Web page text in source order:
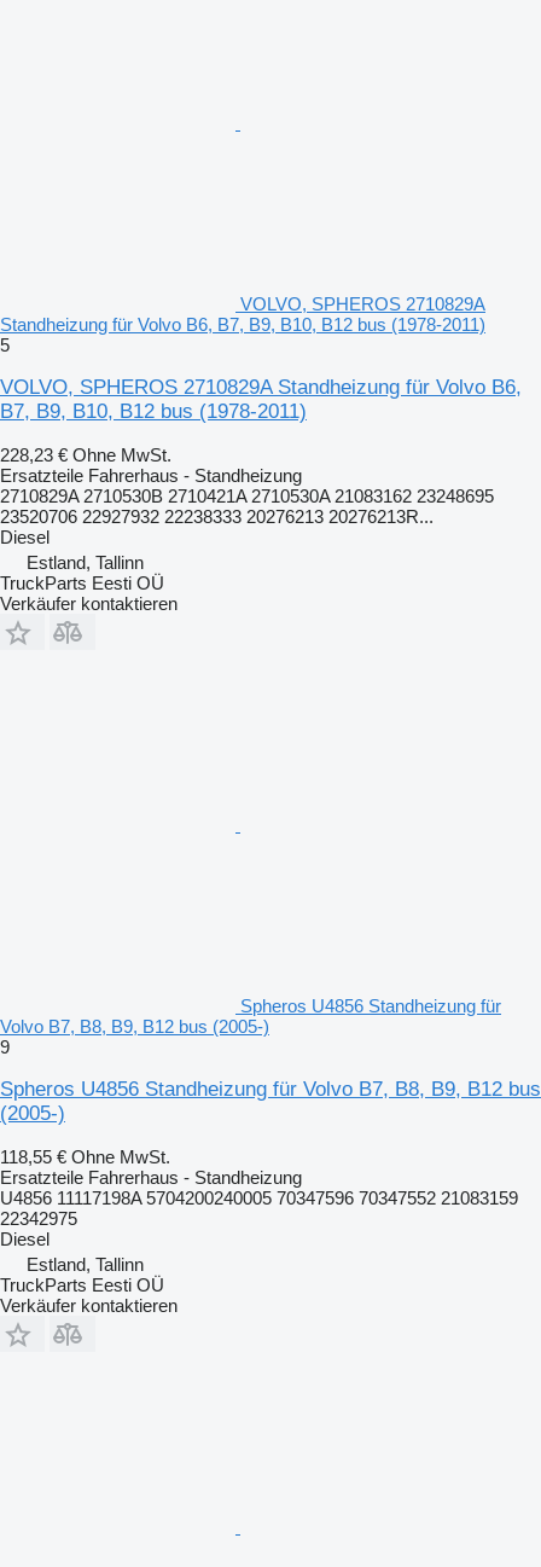
VOLVO, SPHEROS 2710829A
Standheizung für Volvo B6, B7, B9, B10, B12 bus (1978-2011)
5
VOLVO, SPHEROS 2710829A Standheizung für Volvo B6,
B7, B9, B10, B12 bus (1978-2011)
228,23 € Ohne MwSt.
Ersatzteile Fahrerhaus - Standheizung
2710829A 2710530B 2710421A 2710530A 21083162 23248695
23520706 22927932 22238333 20276213 20276213R...
Diesel
Estland, Tallinn
TruckParts Eesti OÜ
Verkäufer kontaktieren
Spheros U4856 Standheizung für
Volvo B7, B8, B9, B12 bus (2005-)
9
Spheros U4856 Standheizung für Volvo B7, B8, B9, B12 bus
(2005-)
118,55 € Ohne MwSt.
Ersatzteile Fahrerhaus - Standheizung
U4856 11117198A 5704200240005 70347596 70347552 21083159
22342975
Diesel
Estland, Tallinn
TruckParts Eesti OÜ
Verkäufer kontaktieren